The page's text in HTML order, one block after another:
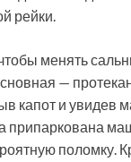
рейки.
менять
—
капот и увидев
припаркована
поломку.